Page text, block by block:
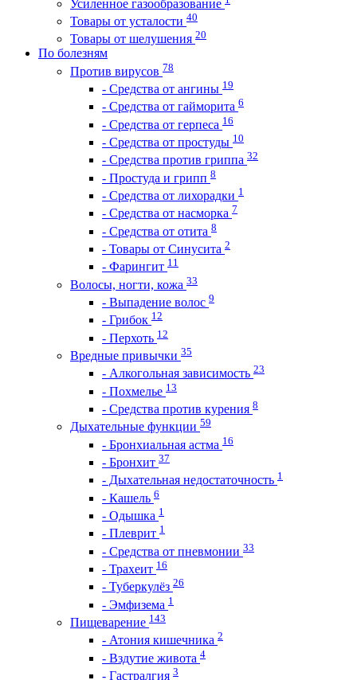
Усиленное газообразование
Товары от усталости 40
Товары от шелушения 20
По болезням
Против вирусов 78
- Средства от ангины 19
- Средства от гайморита 6
- Средства от герпеса 16
- Средства от простуды 10
- Средства против гриппа 32
- Простуда и грипп 8
- Средства от лихорадки 1
- Средства от насморка 7
- Средства от отита 8
- Товары от Синусита 2
- Фарингит 11
Волосы, ногти, кожа 33
- Выпадение волос 9
- Грибок 12
- Перхоть 12
Вредные привычки 35
- Алкогольная зависимость 23
- Похмелье 13
- Средства против курения 8
Дыхательные функции 59
- Бронхиальная астма 16
- Бронхит 37
- Дыхательная недостаточность 1
- Кашель 6
- Одышка 1
- Плеврит 1
- Средства от пневмонии 33
- Трахеит 16
- Туберкулёз 26
- Эмфизема 1
Пищеварение 143
- Атония кишечника 2
- Вздутие живота 4
- Гастралгия 3